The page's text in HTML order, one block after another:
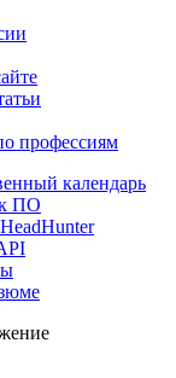
профессиям
календарь
к ПО